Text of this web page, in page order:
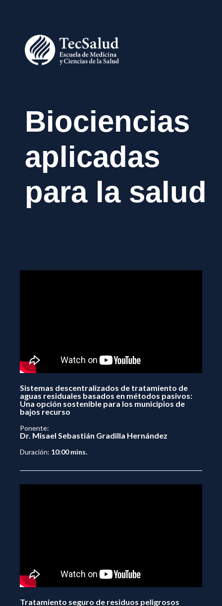
Biociencias
aplicadas
para la salud
Sistemas descentralizados de tratamiento de
aguas residuales basados en métodos pasivos:
Una opción sostenible para los municipios de
bajos recurso
Ponente:
Dr. Misael Sebastián Gradilla Hernández
Duración: 10:00 mins.
Tratamiento seguro de residuos peligrosos